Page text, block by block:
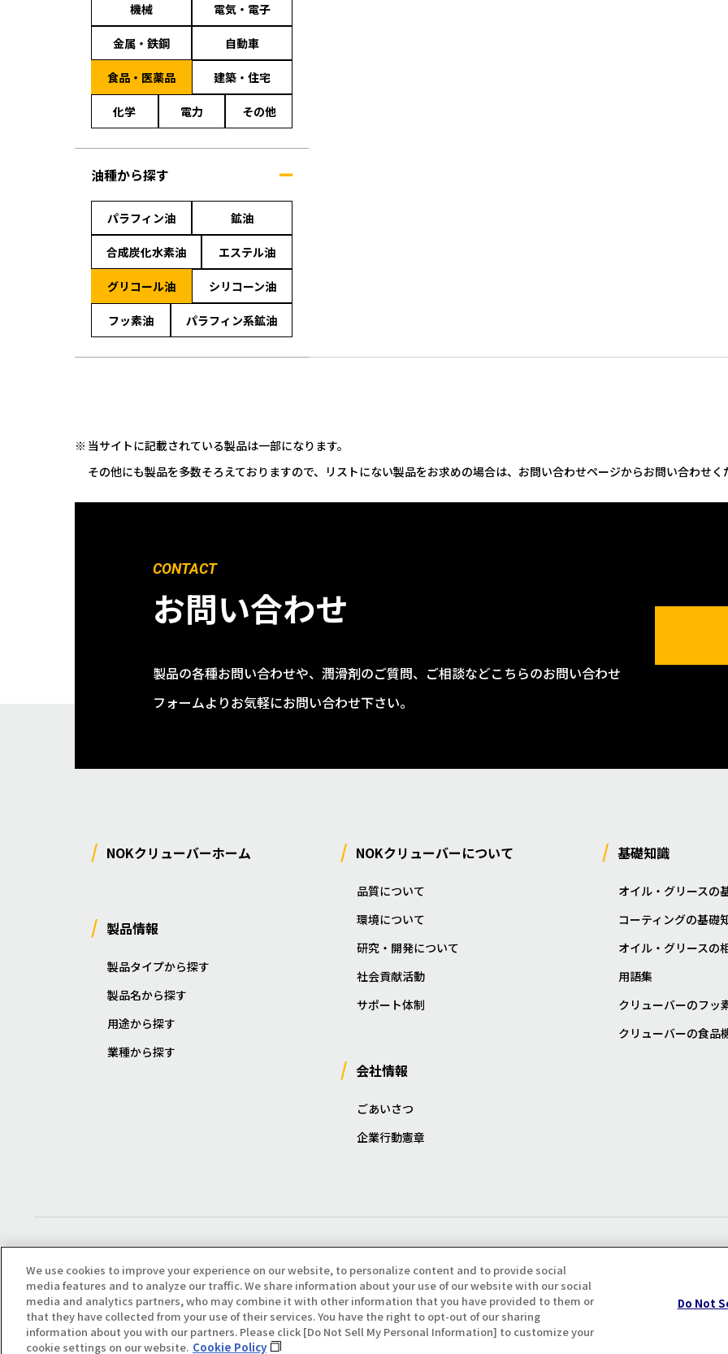
機械 電気・電子
金属・鉄鋼 自動車
食品・医薬品 建築・住宅
化学 電力 その他
油種から探す
パラフィン油 鉱油
合成炭化水素油 エステル油
グリコール油 シリコーン油
フッ素油 パラフィン系鉱油
当サイトに記載されている製品は一部になります。
その他にも製品を多数そろえておりますので、リストにない製品をお求めの場合は、お問い合わせページからお問い合わせく
CONTACT
お問い合わせ
製品の各種お問い合わせや、潤滑剤のご質問、ご相談などこちらのお問い合わせ
フォームよりお気軽にお問い合わせ下さい。
NOKクリューバーホーム
製品情報
製品タイプから探す
製品名から探す
用途から探す
業種から探す
NOKクリューバーについて
品質について
環境について
研究・開発について
社会貢献活動
サポート体制
会社情報
ごあいさつ
企業行動憲章
基礎知識
オイル・グリースの
コーティングの基礎
オイル・グリースの
用語集
クリューバーのフッ
クリューバーの食品
プライバシー・クッキーポリシ
Copyright(C) All Right Reserved. Producted by NOK KLÜBER CO., LTD.
We use cookies to improve your experience on our website, to personalize content and to provide social
media features and to analyze our traffic. We share information about your use of our website with our social
media and analytics partners, who may combine it with other information that you have provided to them or
that they have collected from your use of their services. You have the right to opt-out of our sharing
information about you with our partners. Please click [Do Not Sell My Personal Information] to customize your
cookie settings on our website. Cookie Policy
Do Not